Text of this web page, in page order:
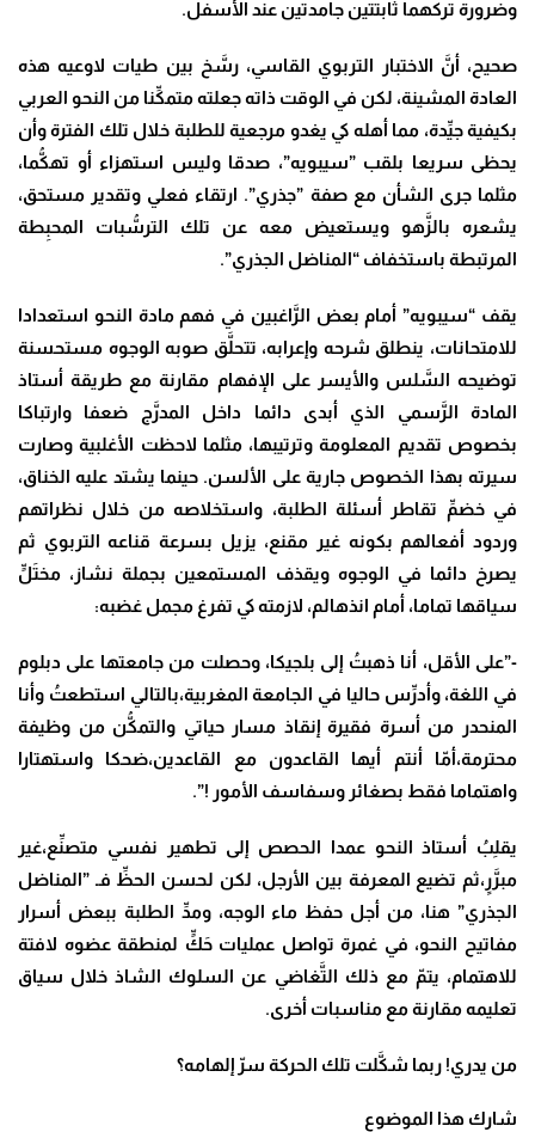
وضرورة تركهما ثابتتين جامدتين عند الأسفل.
صحيح، أنَّ الاختبار التربوي القاسي، رسَّخ بين طيات لاوعيه هذه
العادة المشينة، لكن في الوقت ذاته جعلته متمكِّنا من النحو العربي
بكيفية جيِّدة، مما أهله كي يغدو مرجعية للطلبة خلال تلك الفترة وأن
يحظى سريعا بلقب ”سيبويه”، صدقا وليس استهزاء أو تهكُّما،
مثلما جرى الشأن مع صفة ”جذري”. ارتقاء فعلي وتقدير مستحق،
يشعره بالزَّهو ويستعيض معه عن تلك الترسُّبات المحبِطة
المرتبطة باستخفاف “المناضل الجذري”.
يقف “سيبويه” أمام بعض الرَّاغبين في فهم مادة النحو استعدادا
للامتحانات، ينطلق شرحه وإعرابه، تتحلَّق صوبه الوجوه مستحسنة
توضيحه السَّلس والأيسر على الإفهام مقارنة مع طريقة أستاذ
المادة الرَّسمي الذي أبدى دائما داخل المدرَّج ضعفا وارتباكا
بخصوص تقديم المعلومة وترتيبها، مثلما لاحظت الأغلبية وصارت
سيرته بهذا الخصوص جارية على الألسن. حينما يشتد عليه الخناق،
في خضمِّ تقاطر أسئلة الطلبة، واستخلاصه من خلال نظراتهم
وردود أفعالهم بكونه غير مقنع، يزيل بسرعة قناعه التربوي ثم
يصرخ دائما في الوجوه ويقذف المستمعين بجملة نشاز، مختَلٍّ
سياقها تماما، أمام انذهالم، لازمته كي تفرغ مجمل غضبه:
-”على الأقل، أنا ذهبتُ إلى بلجيكا، وحصلت من جامعتها على دبلوم
في اللغة، وأدرِّس حاليا في الجامعة المغربية،بالتالي استطعتُ وأنا
المنحدر من أسرة فقيرة إنقاذ مسار حياتي والتمكُّن من وظيفة
محترمة،أمّا أنتم أيها القاعدون مع القاعدين،ضحكا واستهتارا
واهتماما فقط بصغائر وسفاسف الأمور !”.
يقلِبُ أستاذ النحو عمدا الحصص إلى تطهير نفسي متصنِّع،غير
مبرَّرٍ،ثم تضيع المعرفة بين الأرجل، لكن لحسن الحظِّ فـ ”المناضل
الجذري” هنا، من أجل حفظ ماء الوجه، ومدِّ الطلبة ببعض أسرار
مفاتيح النحو، في غمرة تواصل عمليات حَكٍّ لمنطقة عضوه لافتة
للاهتمام، يتمّ مع ذلك التَّغاضي عن السلوك الشاذ خلال سياق
تعليمه مقارنة مع مناسبات أخرى.
من يدري! ربما شكَّلت تلك الحركة سرّ إلهامه؟
شارك هذا الموضوع